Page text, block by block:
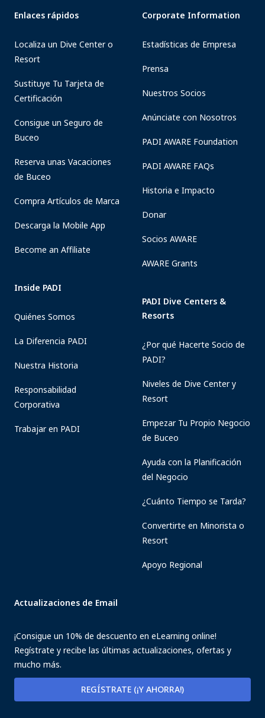
Enlaces rápidos
Localiza un Dive Center o
Resort
Sustituye Tu Tarjeta de
Certificación
Consigue un Seguro de
Buceo
Reserva unas Vacaciones
de Buceo
Compra Artículos de Marca
Descarga la Mobile App
Become an Affiliate
Inside PADI
Quiénes Somos
La Diferencia PADI
Nuestra Historia
Responsabilidad
Corporativa
Trabajar en PADI
Corporate Information
Estadísticas de Empresa
Prensa
Nuestros Socios
Anúnciate con Nosotros
PADI AWARE Foundation
PADI AWARE FAQs
Historia e Impacto
Donar
Socios AWARE
AWARE Grants
PADI Dive Centers &
Resorts
¿Por qué Hacerte Socio de
PADI?
Niveles de Dive Center y
Resort
Empezar Tu Propio Negocio
de Buceo
Ayuda con la Planificación
del Negocio
¿Cuánto Tiempo se Tarda?
Convertirte en Minorista o
Resort
Apoyo Regional
Actualizaciones de Email
¡Consigue un 10% de descuento en eLearning online!
Regístrate y recibe las últimas actualizaciones, ofertas y
mucho más.
REGÍSTRATE (¡Y AHORRA!)